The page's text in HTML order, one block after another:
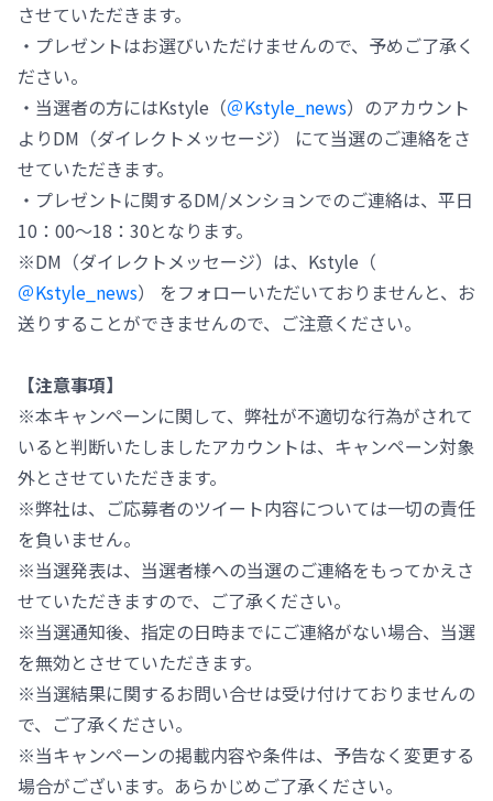
させていただきます。
・プレゼントはお選びいただけませんので、予めご了承く
ださい。
・当選者の方にはKstyle（＠Kstyle_news）のアカウント
よりDM（ダイレクトメッセージ） にて当選のご連絡をさ
せていただきます。
・プレゼントに関するDM/メンションでのご連絡は、平日
10：00～18：30となります。
※DM（ダイレクトメッセージ）は、Kstyle（
＠Kstyle_news） をフォローいただいておりませんと、お
送りすることができませんので、ご注意ください。
【注意事項】
※本キャンペーンに関して、弊社が不適切な行為がされて
いると判断いたしましたアカウントは、キャンペーン対象
外とさせていただきます。
※弊社は、ご応募者のツイート内容については一切の責任
を負いません。
※当選発表は、当選者様への当選のご連絡をもってかえさ
せていただきますので、ご了承ください。
※当選通知後、指定の日時までにご連絡がない場合、当選
を無効とさせていただきます。
※当選結果に関するお問い合せは受け付けておりませんの
で、ご了承ください。
※当キャンペーンの掲載内容や条件は、予告なく変更する
場合がございます。あらかじめご了承ください。